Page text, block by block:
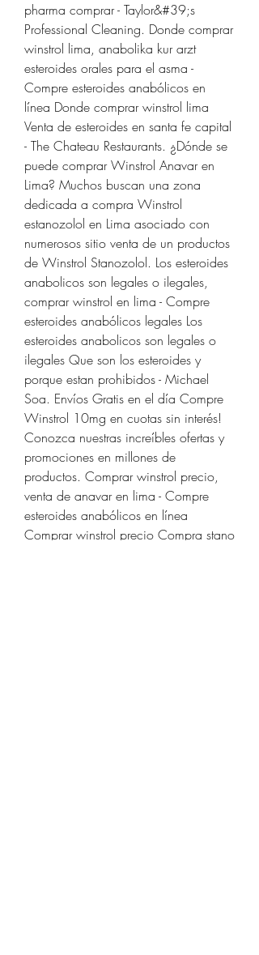
pharma comprar - Taylor&#39;s
Professional Cleaning. Donde comprar
winstrol lima, anabolika kur arzt
esteroides orales para el asma -
Compre esteroides anabólicos en
línea Donde comprar winstrol lima
Venta de esteroides en santa fe capital
- The Chateau Restaurants. ¿Dónde se
puede comprar Winstrol Anavar en
Lima? Muchos buscan una zona
dedicada a compra Winstrol
estanozolol en Lima asociado con
numerosos sitio venta de un productos
de Winstrol Stanozolol. Los esteroides
anabolicos son legales o ilegales,
comprar winstrol en lima - Compre
esteroides anabólicos legales Los
esteroides anabolicos son legales o
ilegales Que son los esteroides y
porque estan prohibidos - Michael
Soa. Envíos Gratis en el día Compre
Winstrol 10mg en cuotas sin interés!
Conozca nuestras increíbles ofertas y
promociones en millones de
productos. Comprar winstrol precio,
venta de anavar en lima - Compre
esteroides anabólicos en línea
Comprar winstrol precio Compra stano